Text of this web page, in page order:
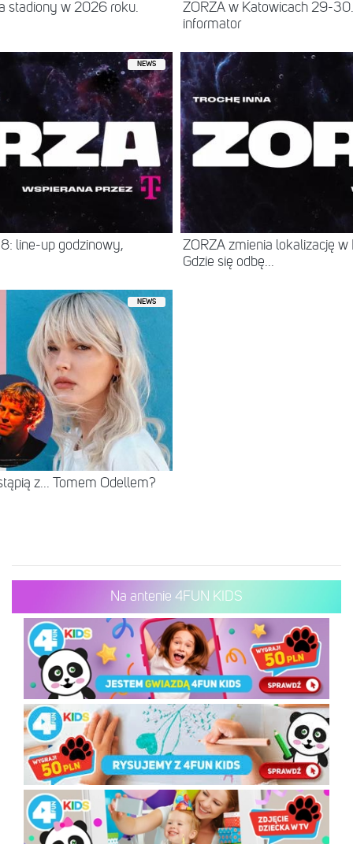
stadiony w 2026 roku.
ZORZA w Katowicach 29-
informator
NEWS
line-up godzinowy,
ZORZA zmienia lokalizację w
Gdzie się odbę...
NEWS
z... Tomem Odellem?
Na antenie 4FUN KIDS